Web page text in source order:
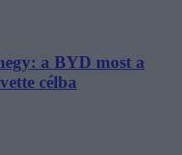
a BYD most a
célba